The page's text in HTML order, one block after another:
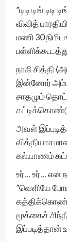
”டிடி டிங்
விவித்
மணி 30
நாகி
இன்னோர்
சாதமும்
அவள்
கல்யாணம்
உர்… உர்… என
”வெளியே
மூக்கைச்
இப்படித்தான்